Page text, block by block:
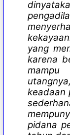
yang
karena
mampu
keadaan
pidana